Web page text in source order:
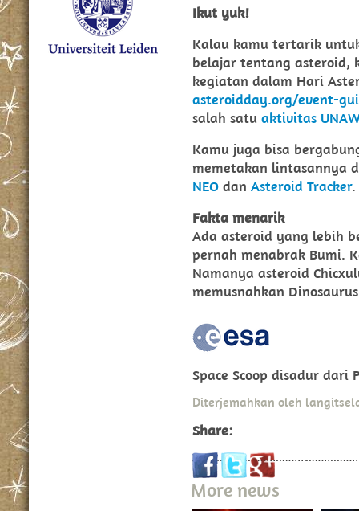
Ikut yuk!
Kalau kamu tertarik
belajar tentang asteroid,
kegiatan dalam Hari
asteroidday.org/event-
salah satu aktivitas
Kamu juga bisa
memetakan lintasannya
NEO dan Asteroid Tracker
Fakta menarik
Ada asteroid yang lebih
pernah menabrak Bumi.
Namanya asteroid
memusnahkan
Space Scoop disadur dari
Diterjemahkan oleh
Share:
More news